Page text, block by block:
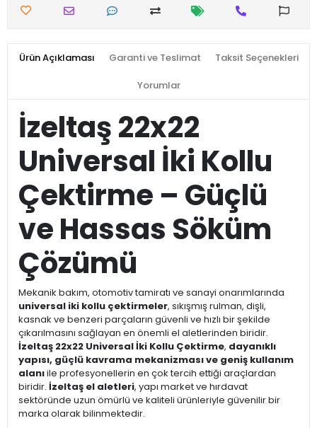
Ürün Açıklaması Garanti ve Teslimat Taksit Seçenekleri
Yorumlar
İzeltaş 22x22
Universal İki Kollu
Çektirme – Güçlü
ve Hassas Söküm
Çözümü
Mekanik bakım, otomotiv tamiratı ve sanayi onarımlarında
universal iki kollu çektirmeler, sıkışmış rulman, dişli,
kasnak ve benzeri parçaların güvenli ve hızlı bir şekilde
çıkarılmasını sağlayan en önemli el aletlerinden biridir.
İzeltaş 22x22 Universal İki Kollu Çektirme, dayanıklı
yapısı, güçlü kavrama mekanizması ve geniş kullanım
alanıile profesyonellerin en çok tercih ettiği araçlardan
biridir. İzeltaş el aletleri, yapı market ve hırdavat
sektöründe uzun ömürlü ve kaliteli ürünleriyle güvenilir bir
marka olarak bilinmektedir.